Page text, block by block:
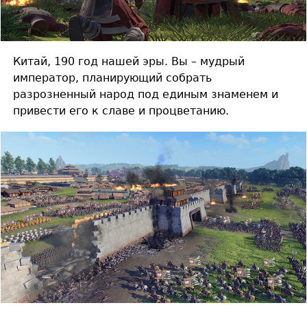
Китай, 190 год нашей эры. Вы – мудрый
император, планирующий собрать
разрозненный народ под единым знаменем и
привести его к славе и процветанию.